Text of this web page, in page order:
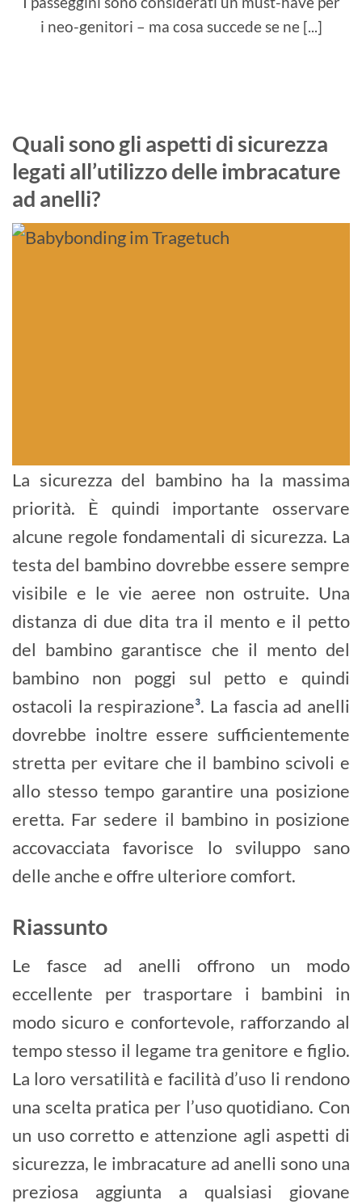
i neo-genitori – ma cosa succede se ne [...]
Quali sono gli aspetti di sicurezza
legati all’utilizzo delle imbracature
ad anelli?
La sicurezza del bambino ha la massima
priorità. È quindi importante osservare
alcune regole fondamentali di sicurezza. La
testa del bambino dovrebbe essere sempre
visibile e le vie aeree non ostruite. Una
distanza di due dita tra il mento e il petto
del bambino garantisce che il mento del
bambino non poggi sul petto e quindi
ostacoli la respirazione³. La fascia ad anelli
dovrebbe inoltre essere sufficientemente
stretta per evitare che il bambino scivoli e
allo stesso tempo garantire una posizione
eretta. Far sedere il bambino in posizione
accovacciata favorisce lo sviluppo sano
delle anche e offre ulteriore comfort.
Riassunto
Le fasce ad anelli offrono un modo
eccellente per trasportare i bambini in
modo sicuro e confortevole, rafforzando al
tempo stesso il legame tra genitore e figlio.
La loro versatilità e facilità d’uso li rendono
una scelta pratica per l’uso quotidiano. Con
un uso corretto e attenzione agli aspetti di
sicurezza, le imbracature ad anelli sono una
preziosa aggiunta a qualsiasi giovane